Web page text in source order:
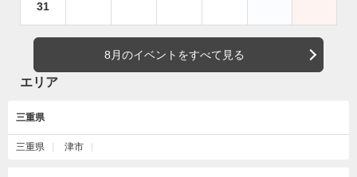
31
8月のイベントをすべて見る
エリア
三重県
三重県 津市